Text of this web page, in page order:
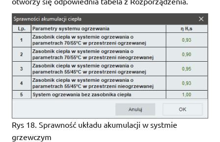
Rys 18. Sprawność układu akumulacji w systmie
grzewczym